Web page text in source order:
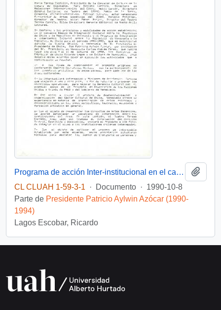
Programa de acción Inter-institucional en el campo de la cultura entre el Ministerio de Educación de Chile y El Ministerio de Cultura de Venezuela.
CL CLUAH 1-59-3-1
· Documento · 1990-10-8
Parte de Presidente Patricio Aylwin Azócar (1990-
1994)
Lagos Escobar, Ricardo